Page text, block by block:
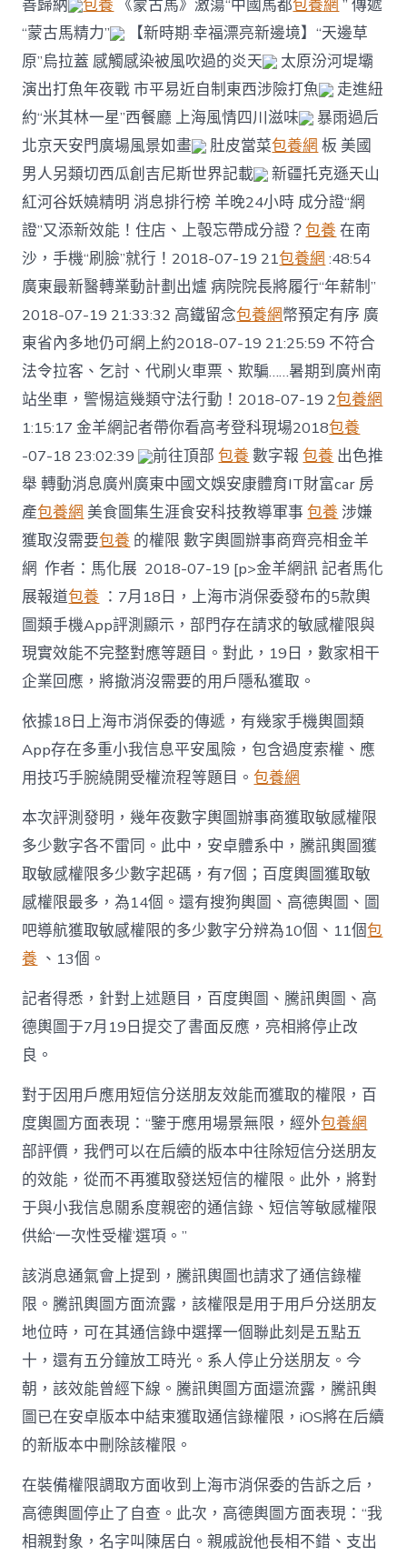
善歸納 包養 《蒙古馬》激蕩“中國馬都包養網 ” 傳遞
“蒙古馬精力”
【新時期·幸福漂亮新邊境】“天邊草
原”烏拉蓋 感觸感染被風吹過的炎天
太原汾河堤壩
演出打魚年夜戰 市平易近自制東西涉險打魚
走進紐
約“米其林一星”西餐廳 上海風情四川滋味
暴雨過后
北京天安門廣場風景如畫
肚皮當菜包養網 板 美國
男人另類切西瓜創吉尼斯世界記載
新疆托克遜天山
紅河谷妖嬈精明 消息排行榜 羊晚24小時 成分證“網
證”又添新效能！住店、上彀忘帶成分證？包養 在南
沙，手機“刷臉”就行！2018-07-19 21包養網 :48:54
廣東最新醫轉業動計劃出爐 病院院長將履行“年薪制”
2018-07-19 21:33:32 高鐵留念包養網幣預定有序 廣
東省內多地仍可網上約2018-07-19 21:25:59 不符合
法令拉客、乞討、代刷火車票、欺騙……暑期到廣州南
站坐車，警惕這幾類守法行動！2018-07-19 2包養網
1:15:17 金羊網記者帶你看高考登科現場2018包養
-07-18 23:02:39
前往頂部包養 數字報包養 出色推
舉 轉動消息廣州廣東中國文娛安康體育IT財富car 房
產包養網 美食圖集生涯食安科技教導軍事包養 涉嫌
獲取沒需要包養 的權限 數字輿圖辦事商齊亮相金羊
網 作者：馬化展 2018-07-19 [p>金羊網訊 記者馬化
展報道包養 ：7月18日，上海市消保委發布的5款輿
圖類手機App評測顯示，部門存在請求的敏感權限與
現實效能不完整對應等題目。對此，19日，數家相干
企業回應，將撤消沒需要的用戶隱私獲取。
依據18日上海市消保委的傳遞，有幾家手機輿圖類
App存在多重小我信息平安風險，包含過度索權、應
用技巧手腕繞開受權流程等題目。包養網
本次評測發明，幾年夜數字輿圖辦事商獲取敏感權限
多少數字各不雷同。此中，安卓體系中，騰訊輿圖獲
取敏感權限多少數字起碼，有7個；百度輿圖獲取敏
感權限最多，為14個。還有搜狗輿圖、高德輿圖、圖
吧導航獲取敏感權限的多少數字分辨為10個、11個包
養 、13個。
記者得悉，針對上述題目，百度輿圖、騰訊輿圖、高
德輿圖于7月19日提交了書面反應，亮相將停止改
良。
對于因用戶應用短信分送朋友效能而獲取的權限，百
度輿圖方面表現：“鑒于應用場景無限，經外包養網
部評價，我們可以在后續的版本中往除短信分送朋友
的效能，從而不再獲取發送短信的權限。此外，將對
于與小我信息關系度親密的通信錄、短信等敏感權限
供給‘一次性受權’選項。”
該消息通氣會上提到，騰訊輿圖也請求了通信錄權
限。騰訊輿圖方面流露，該權限是用于用戶分送朋友
地位時，可在其通信錄中選擇一個聯此刻是五點五
十，還有五分鐘放工時光。系人停止分送朋友。今
朝，該效能曾經下線。騰訊輿圖方面還流露，騰訊輿
圖已在安卓版本中結束獲取通信錄權限，iOS將在后續
的新版本中刪除該權限。
在裝備權限調取方面收到上海市消保委的告訴之后，
高德輿圖停止了自查。此次，高德輿圖方面表現：“我
相親對象，名字叫陳居白。親戚說他長相不錯、支出